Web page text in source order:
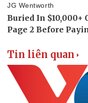
Tin liên quan